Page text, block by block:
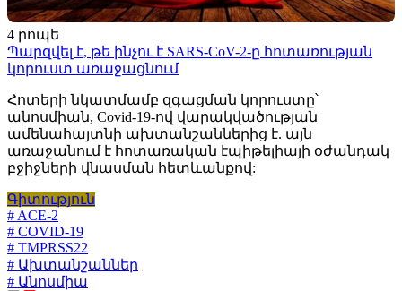
4 րոպե
Պարզվել է, թե ինչու է SARS-CoV-2-ը հոտառության
կորուստ առաջացնում
Հոտերի նկատմամբ զգացման կորուստը՝
անոսմիան, Covid-19-ով վարակվածության
ամենահայտնի ախտանշաններից է. այն
առաջանում է հոտառական էպիթելիայի օժանդակ
բջիջների վնասման հետևանքով:
Գիտություն
# ACE-2
# COVID-19
# TMPRSS22
# Ախտանշաններ
# Անոսմիա